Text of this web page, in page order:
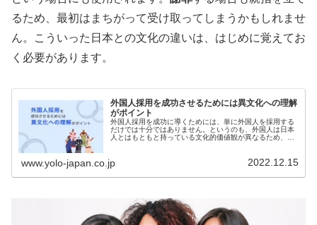
るため、最初はまちがって受け取ってしまうかもしれませ
ん。こういった日本との文化の違いは、はじめに覚えてお
く必要があります。
外国人採用を成功させるためには異文化への理解
がポイント
外国人採用を成功に導くためには、単に外国人を採用する
だけでは十分ではありません。というのも、外国人は日本
人とはもともと持っている文化的価値観が異なるため、日
www.yolo-japan.co.jp 2022.12.15